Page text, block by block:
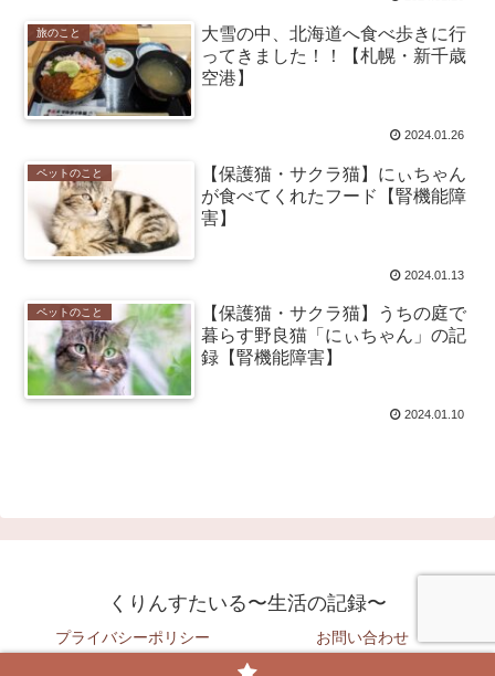
旅のこと
大雪の中、北海道へ食べ歩きに行
ってきました！！【札幌・新千歳
空港】
2024.01.26
ペットのこと
【保護猫・サクラ猫】にぃちゃん
が食べてくれたフード【腎機能障
害】
2024.01.13
ペットのこと
【保護猫・サクラ猫】うちの庭で
暮らす野良猫「にぃちゃん」の記
録【腎機能障害】
2024.01.10
くりんすたいる〜生活の記録〜
プライバシーポリシー お問い合わせ